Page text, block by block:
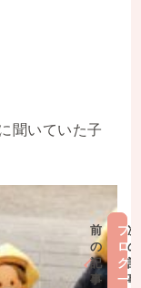
聞いていた子
前
の
記
事
ブ
ロ
グ
一
次
の
記
事